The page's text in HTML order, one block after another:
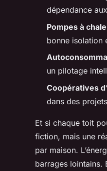
dépendance
Pompes à
bonne isolation
un pilotage
Coopératives
dans des
Et si chaque toit
fiction, mais une
par maison.
barrages lointains.